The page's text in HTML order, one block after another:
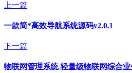
上一篇
一款简*高效导航系统源码v2.0.1
下一篇
物联网管理系统 轻量级物联网综合